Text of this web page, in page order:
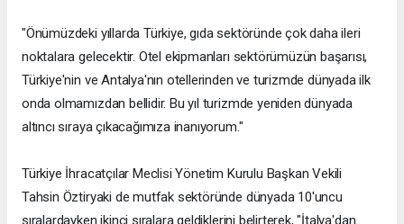
"Önümüzdeki yıllarda Türkiye, gıda sektöründe çok daha ileri
noktalara gelecektir. Otel ekipmanları sektörümüzün başarısı,
Türkiye'nin ve Antalya'nın otellerinden ve turizmde dünyada ilk
onda olmamızdan bellidir. Bu yıl turizmde yeniden dünyada
altıncı sıraya çıkacağımıza inanıyorum."
Türkiye İhracatçılar Meclisi Yönetim Kurulu Başkan Vekili
Tahsin Öztiryaki de mutfak sektöründe dünyada 10'uncu
sıralardayken ikinci sıralara geldiklerini belirterek, "İtalya'dan